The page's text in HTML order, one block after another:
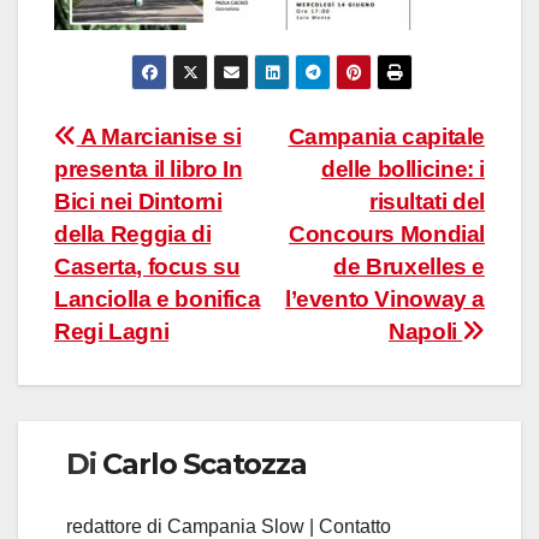
Navigazione
articoli
Campania capitale
delle bollicine: i
risultati del
Concours Mondial
de Bruxelles e
l’evento Vinoway a
Napoli
A Marcianise si
presenta il libro In
Bici nei Dintorni
della Reggia di
Caserta, focus su
Lanciolla e bonifica
Regi Lagni
Di Carlo Scatozza
redattore di Campania Slow | Contatto